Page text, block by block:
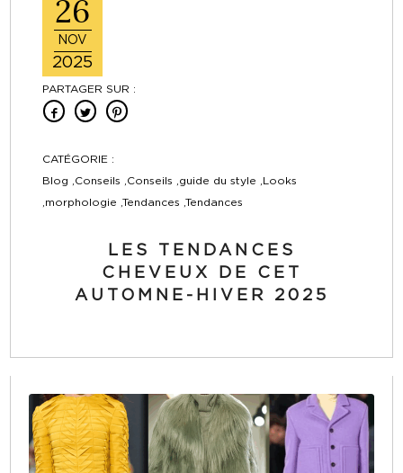
26
NOV
2025
PARTAGER SUR :
CATÉGORIE :
Blog ,Conseils ,Conseils ,guide du style ,Looks
,morphologie ,Tendances ,Tendances
LES TENDANCES
CHEVEUX DE CET
AUTOMNE-HIVER 2025